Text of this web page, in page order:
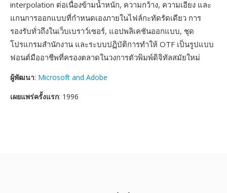
interpolation ต่อเนื่องข้ามน้ำหนัก, ความกว้าง, ความเอียง และ
แกนการออกแบบที่กำหนดเองภายในไฟล์กะทัดรัดเดียว การ
รองรับทั่วถึงในเว็บเบราว์เซอร์, แอปพลิเคชันออกแบบ, ชุด
โปรแกรมสำนักงาน และระบบปฏิบัติการทำให้ OTF เป็นรูปแบบ
ฟอนต์มืออาชีพที่ครองตลาดในวงการตัวพิมพ์ดิจิทัลสมัยใหม่
ผู้พัฒนา: Microsoft and Adobe
เผยแพร่ครั้งแรก: 1996